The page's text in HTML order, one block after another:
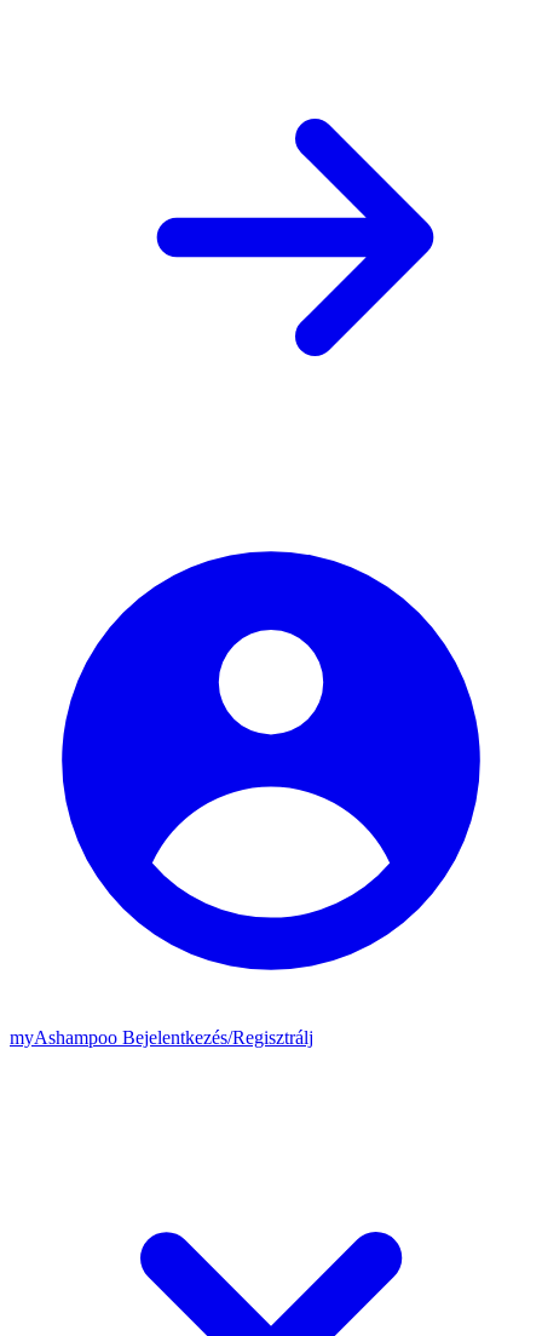
myAshampoo Bejelentkezés/Regisztrálj